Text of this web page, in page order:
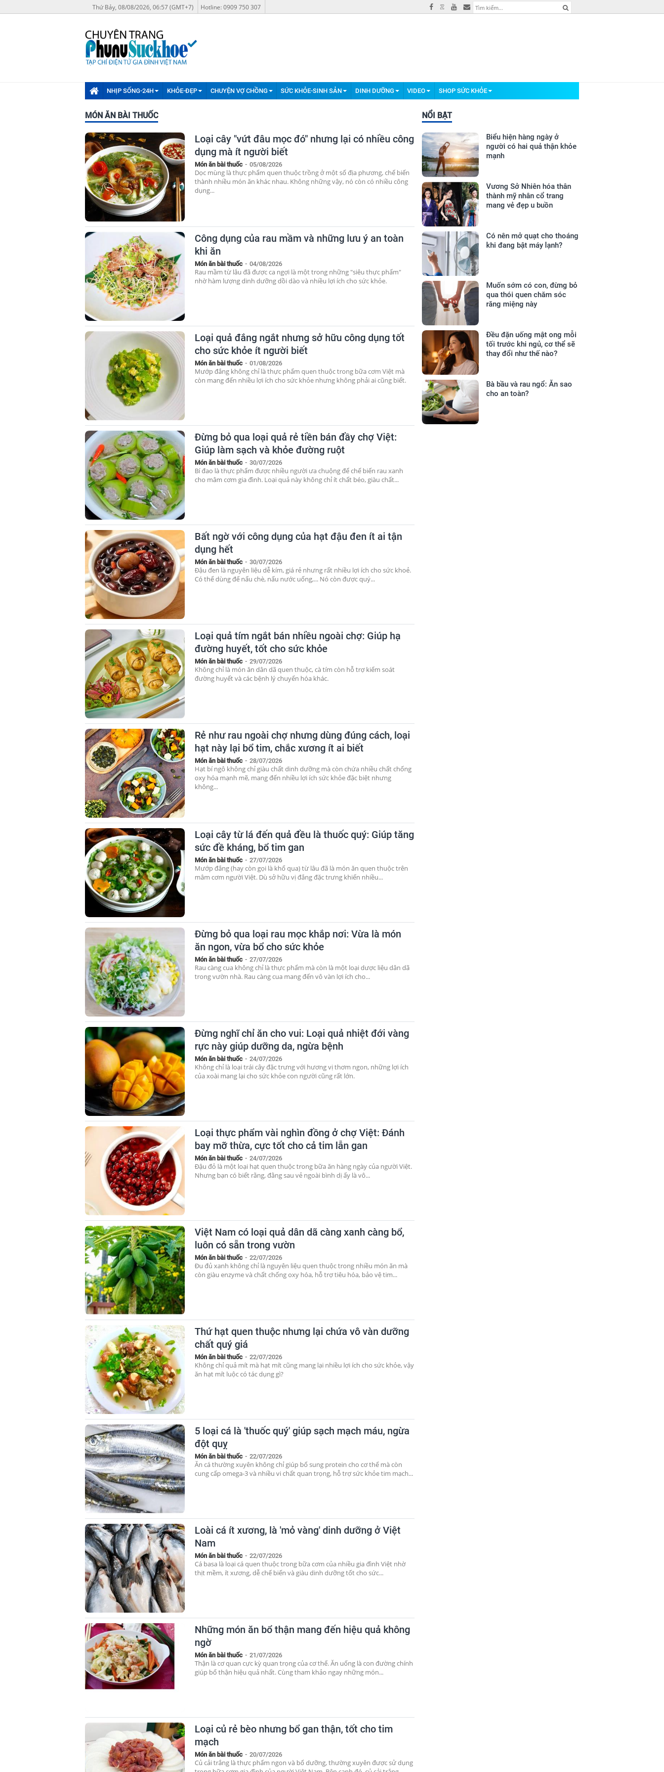
Thứ Bảy, 08/08/2026, 06:57 (GMT+7) Hotline: 0909 750 307
NHỊP SỐNG-24H KHỎE-ĐẸP CHUYỆN VỢ CHỒNG SỨC KHỎE-SINH SẢN DINH DƯỠNG VIDEO SHOP SỨC KHỎE
MÓN ĂN BÀI THUỐC
Loại cây "vứt đâu mọc đó" nhưng lại có nhiều công
dụng mà ít người biết
Món ăn bài thuốc - 05/08/2026
Dọc mùng là thực phẩm quen thuộc trồng ở một số địa phương, chế biến
thành nhiều món ăn khác nhau. Không những vậy, nó còn có nhiều công
dụng...
Công dụng của rau mầm và những lưu ý an toàn
khi ăn
Món ăn bài thuốc - 04/08/2026
Rau mầm từ lâu đã được ca ngợi là một trong những "siêu thực phẩm"
nhờ hàm lượng dinh dưỡng dồi dào và nhiều lợi ích cho sức khỏe.
Loại quả đắng ngắt nhưng sở hữu công dụng tốt
cho sức khỏe ít người biết
Món ăn bài thuốc - 01/08/2026
Mướp đắng không chỉ là thực phẩm quen thuộc trong bữa cơm Việt mà
còn mang đến nhiều lợi ích cho sức khỏe nhưng không phải ai cũng biết.
Đừng bỏ qua loại quả rẻ tiền bán đầy chợ Việt:
Giúp làm sạch và khỏe đường ruột
Món ăn bài thuốc - 30/07/2026
Bí đao là thực phẩm được nhiều người ưa chuộng để chế biến rau xanh
cho mâm cơm gia đình. Loại quả này không chỉ ít chất béo, giàu chất...
Bất ngờ với công dụng của hạt đậu đen ít ai tận
dụng hết
Món ăn bài thuốc - 30/07/2026
Đậu đen là nguyên liệu dễ kím, giá rẻ nhưng rất nhiều lợi ích cho sức khoẻ.
Có thể dùng để nấu chè, nấu nước uống,... Nó còn được quý...
Loại quả tím ngắt bán nhiều ngoài chợ: Giúp hạ
đường huyết, tốt cho sức khỏe
Món ăn bài thuốc - 29/07/2026
Không chỉ là món ăn dân dã quen thuộc, cà tím còn hỗ trợ kiểm soát
đường huyết và các bệnh lý chuyển hóa khác.
Rẻ như rau ngoài chợ nhưng dùng đúng cách, loại
hạt này lại bổ tim, chắc xương ít ai biết
Món ăn bài thuốc - 28/07/2026
Hạt bí ngô không chỉ giàu chất dinh dưỡng mà còn chứa nhiều chất chống
oxy hóa mạnh mẽ, mang đến nhiều lợi ích sức khỏe đặc biệt nhưng
không...
Loại cây từ lá đến quả đều là thuốc quý: Giúp tăng
sức đề kháng, bổ tim gan
Món ăn bài thuốc - 27/07/2026
Mướp đắng (hay còn gọi là khổ qua) từ lâu đã là món ăn quen thuộc trên
mâm cơm người Việt. Dù sở hữu vị đắng đặc trưng khiến nhiều...
Đừng bỏ qua loại rau mọc khắp nơi: Vừa là món
ăn ngon, vừa bổ cho sức khỏe
Món ăn bài thuốc - 27/07/2026
Rau càng cua không chỉ là thực phẩm mà còn là một loại dược liệu dân dã
trong vườn nhà. Rau càng cua mang đến vô vàn lợi ích cho...
Đừng nghĩ chỉ ăn cho vui: Loại quả nhiệt đới vàng
rực này giúp dưỡng da, ngừa bệnh
Món ăn bài thuốc - 24/07/2026
Không chỉ là loại trái cây đặc trưng với hương vị thơm ngon, những lợi ích
của xoài mang lại cho sức khỏe con người cũng rất lớn.
Loại thực phẩm vài nghìn đồng ở chợ Việt: Đánh
bay mỡ thừa, cực tốt cho cả tim lẫn gan
Món ăn bài thuốc - 24/07/2026
Đậu đỏ là một loại hạt quen thuộc trong bữa ăn hàng ngày của người Việt.
Nhưng bạn có biết rằng, đằng sau vẻ ngoài bình dị ấy là vô...
Việt Nam có loại quả dân dã càng xanh càng bổ,
luôn có sẵn trong vườn
Món ăn bài thuốc - 22/07/2026
Đu đủ xanh không chỉ là nguyên liệu quen thuộc trong nhiều món ăn mà
còn giàu enzyme và chất chống oxy hóa, hỗ trợ tiêu hóa, bảo vệ tim...
Thứ hạt quen thuộc nhưng lại chứa vô vàn dưỡng
chất quý giá
Món ăn bài thuốc - 22/07/2026
Không chỉ quả mít mà hạt mít cũng mang lại nhiều lợi ích cho sức khỏe, vậy
ăn hạt mít luộc có tác dụng gì?
5 loại cá là 'thuốc quý' giúp sạch mạch máu, ngừa
đột quỵ
Món ăn bài thuốc - 22/07/2026
Ăn cá thường xuyên không chỉ giúp bổ sung protein cho cơ thể mà còn
cung cấp omega-3 và nhiều vi chất quan trọng, hỗ trợ sức khỏe tim mạch...
Loài cá ít xương, là 'mỏ vàng' dinh dưỡng ở Việt
Nam
Món ăn bài thuốc - 22/07/2026
Cá basa là loại cá quen thuộc trong bữa cơm của nhiều gia đình Việt nhờ
thịt mềm, ít xương, dễ chế biến và giàu dinh dưỡng tốt cho sức...
Những món ăn bổ thận mang đến hiệu quả không
ngờ
Món ăn bài thuốc - 21/07/2026
Thận là cơ quan cực kỳ quan trọng của cơ thể. Ăn uống là con đường chính
giúp bổ thận hiệu quả nhất. Cùng tham khảo ngay những món...
Loại củ rẻ bèo nhưng bổ gan thận, tốt cho tim
mạch
Món ăn bài thuốc - 20/07/2026
Củ cải trắng là thực phẩm ngon và bổ dưỡng, thường xuyên được sử dụng
NỔI BẬT
Biểu hiện hàng ngày ở
người có hai quả thận khỏe
mạnh
Vương Sở Nhiên hóa thân
thành mỹ nhân cổ trang
mang vẻ đẹp u buồn
Có nên mở quạt cho thoáng
khi đang bật máy lạnh?
Muốn sớm có con, đừng bỏ
qua thói quen chăm sóc
răng miệng này
Đều đặn uống mật ong mỗi
tối trước khi ngủ, cơ thể sẽ
thay đổi như thế nào?
Bà bầu và rau ngổ: Ăn sao
cho an toàn?